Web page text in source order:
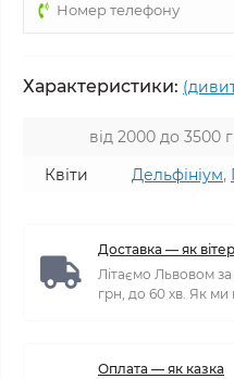
Характеристики:
від 2000 до 3500
Квіти
Дельфініум,
Доставка — як вітер
Літаємо Львовом
грн, до 60 хв. Як ми
Оплата — як казка